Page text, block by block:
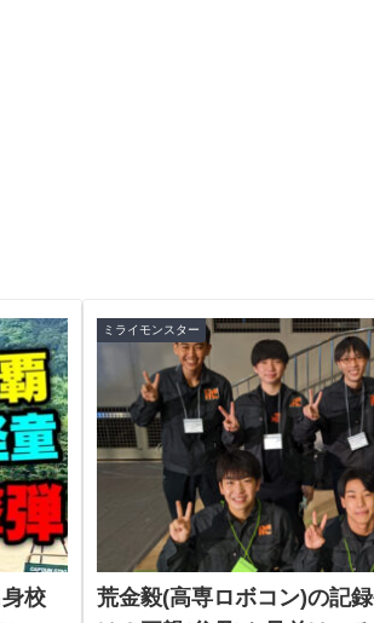
校
ミライモンスター
荒金毅(高専ロボコン)の記